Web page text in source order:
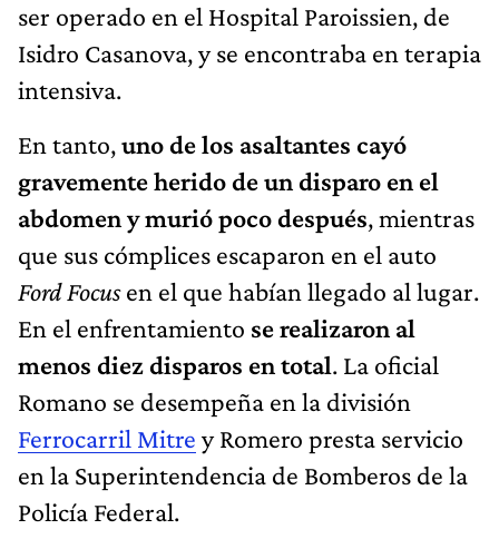
ser operado en el Hospital Paroissien, de
Isidro Casanova, y se encontraba en terapia
intensiva.
En tanto,uno de los asaltantes cayó
gravemente herido de un disparo en el
abdomen y murió poco después, mientras
que sus cómplices escaparon en el auto
Ford Focusen el que habían llegado al lugar.
En el enfrentamiento se realizaron al
menos diez disparos en total. La oficial
Romano se desempeña en la división
Ferrocarril Mitre y Romero presta servicio
en la Superintendencia de Bomberos de la
Policía Federal.